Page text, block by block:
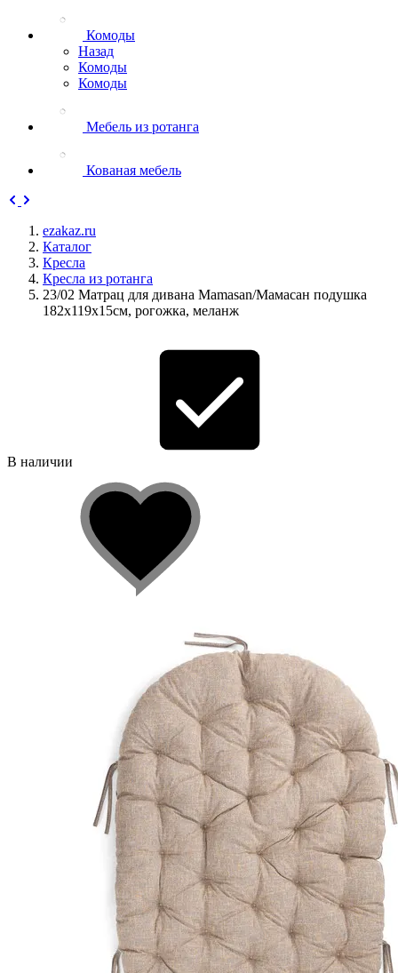
Комоды
Назад
Комоды
Комоды
Мебель из ротанга
Кованая мебель
ezakaz.ru
Каталог
Кресла
Кресла из ротанга
23/02 Матрац для дивана Mamasan/Мамасан подушка
182х119х15см, рогожка, меланж
В наличии